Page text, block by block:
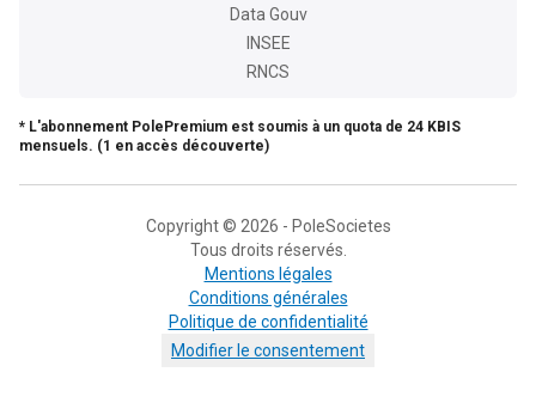
Data Gouv
INSEE
RNCS
* L'abonnement PolePremium est soumis à un quota de 24 KBIS
mensuels. (1 en accès découverte)
Copyright © 2026 - PoleSocietes
Tous droits réservés.
Mentions légales
Conditions générales
Politique de confidentialité
Modifier le consentement